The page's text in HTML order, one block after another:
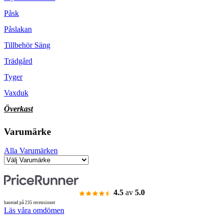
Påsk
Påslakan
Tillbehör Säng
Trädgård
Tyger
Vaxduk
Överkast
Varumärke
Alla Varumärken
4.5 av 5.0
baserad på 235 recensioner
Läs våra omdömen